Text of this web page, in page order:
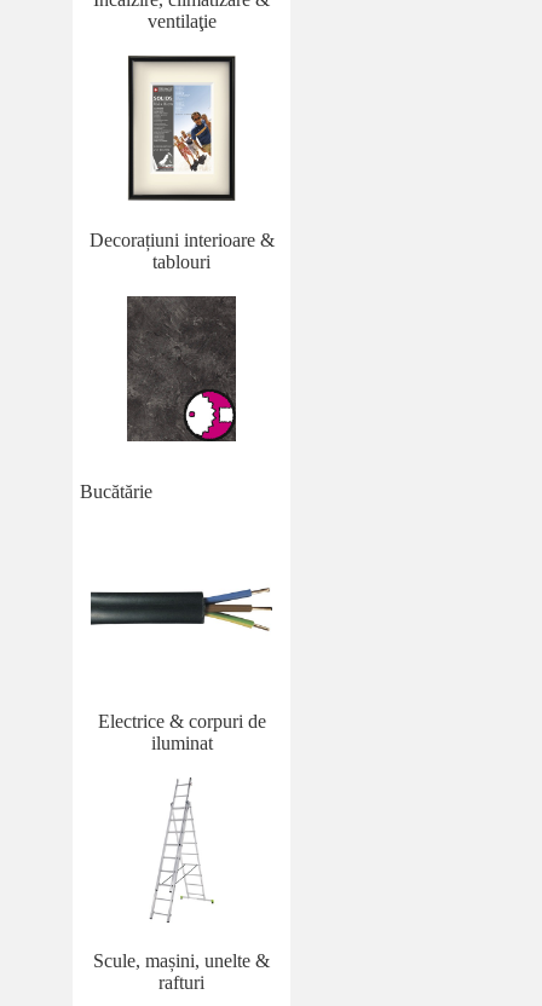
ventilaţie
Decorațiuni interioare &
tablouri
Bucătărie
Electrice & corpuri de
iluminat
Scule, mașini, unelte &
rafturi